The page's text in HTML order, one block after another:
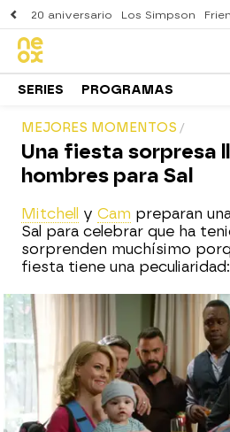
20 aniversario Los Simpson
SERIES PROGRAMAS
MEJORES MOMENTOS
Una fiesta sorpresa
hombres para Sal
Mitchell y Cam preparan
Sal para celebrar que ha
sorprenden muchísimo
fiesta tiene una
neox